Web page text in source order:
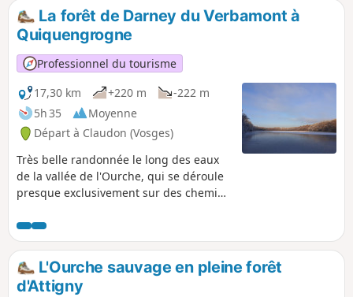
La forêt de Darney du Verbamont à
Quiquengrogne
Professionnel du tourisme
17,30 km
+220 m
-222 m
5h 35
Moyenne
Départ à Claudon (Vosges)
Très belle randonnée le long des eaux
de la vallée de l'Ourche, qui se déroule
presque exclusivement sur des chemins
Pour les amoureux de la nature et de
l'eau ! Il est conseillé d'utiliser
l'application visorando pour se
géolocaliser à certains points.
L'Ourche sauvage en pleine forêt
d'Attigny